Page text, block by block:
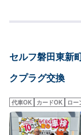
セルフ磐田東新
クプラグ交換
代車OK カードOK ロー